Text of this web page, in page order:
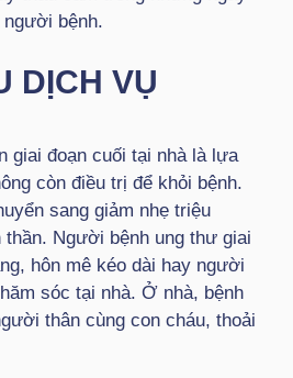
bệnh.
DỊCH VỤ
giai đoạn cuối tại nhà là lựa
còn điều trị để khỏi bệnh.
sang giảm nhẹ triệu
Người bệnh ung thư giai
hôn mê kéo dài hay người
sóc tại nhà. Ở nhà, bệnh
thân cùng con cháu, thoải